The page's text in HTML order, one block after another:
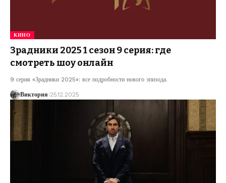
КИНО
Зрадники 2025 1 сезон 9 серия: где
смотреть шоу онлайн
9 серия «Зрадники 2025»: все подробности нового эпизода.
Виктория 25.12.2025